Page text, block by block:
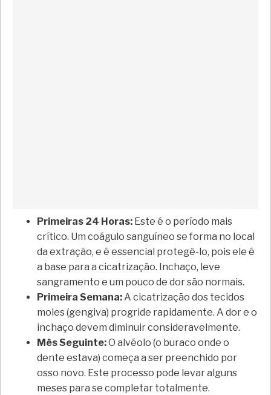
Primeiras 24 Horas: Este é o período mais
crítico. Um coágulo sanguíneo se forma no local
da extração, e é essencial protegê-lo, pois ele é
a base para a cicatrização. Inchaço, leve
sangramento e um pouco de dor são normais.
Primeira Semana:A cicatrização dos tecidos
moles (gengiva) progride rapidamente. A dor e o
inchaço devem diminuir consideravelmente.
Mês Seguinte:O alvéolo (o buraco onde o
dente estava) começa a ser preenchido por
osso novo. Este processo pode levar alguns
meses para se completar totalmente.